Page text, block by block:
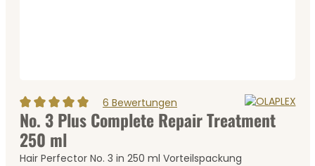
Durchschnittliche Bewertung von 5 von 5 Sternen
6 Bewertungen
No. 3 Plus Complete Repair Treatment
250 ml
Hair Perfector No. 3 in 250 ml Vorteilspackung